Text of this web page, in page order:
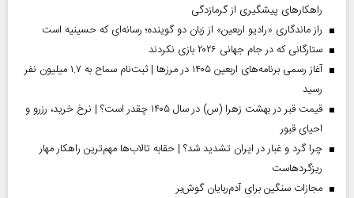
راهکارهای پیشگیری از گرمازدگی
راز ماندگاری «رادیو اربعین» از زبان دو گوینده؛ رسانه‌ای که حسینیه است
ستارگانی که در جام جهانی ۲۰۲۶ بازی نکردند
آغاز رسمی برنامه‌های اربعین ۱۴۰۵ در مرز‌ها | ثبت‌نام سماح به ۱.۷ میلیون نفر
رسید
قیمت قبر در بهشت زهرا (س) در سال ۱۴۰۵ چقدر است؟ | نرخ خرید، رزرو و
احیای قبور
چرا گرد و غبار در ایران تشدید شد؟ | حقابه تالاب‌ها مهم‌ترین راهکار مهار
ریزگردهاست
مجازات سنگین برای آدم‌ربایان گوش‌بر